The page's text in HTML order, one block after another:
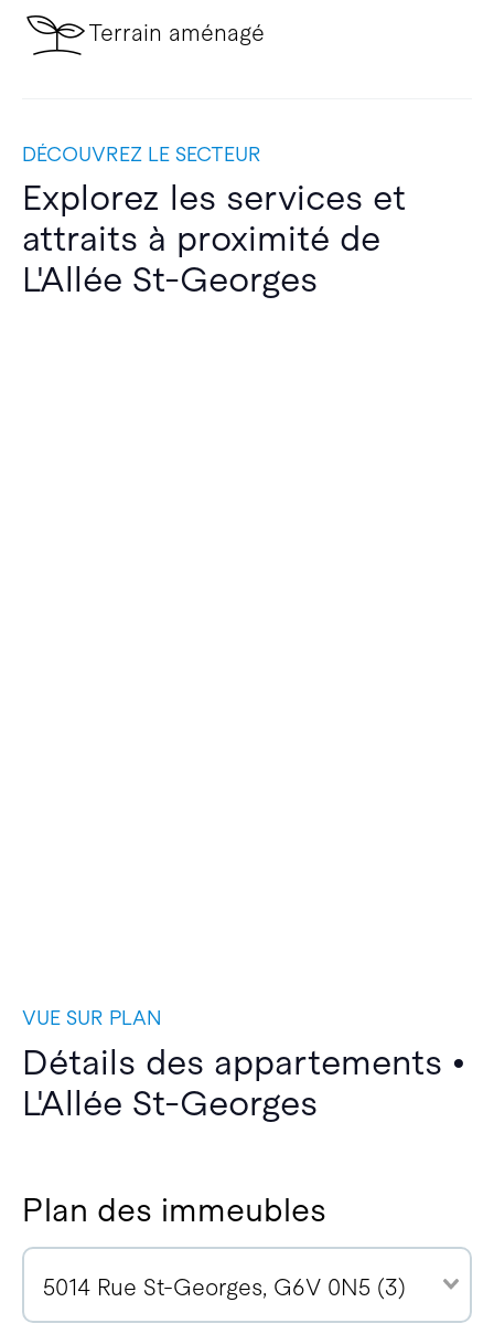
Terrain aménagé
DÉCOUVREZ LE SECTEUR
Explorez les services et
attraits à proximité de
L'Allée St-Georges
VUE SUR PLAN
Détails des appartements •
L'Allée St-Georges
Plan des immeubles
5014 Rue St-Georges, G6V 0N5 (3)